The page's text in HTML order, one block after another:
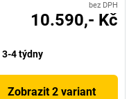
bez DPH
10.590,- Kč
3-4 týdny
Zobrazit 2 variant